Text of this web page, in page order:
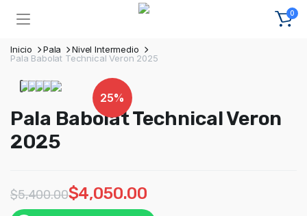
0
Inicio Pala
Nivel Intermedio
Pala Babolat Technical Veron 2025
25%
Pala Babolat Technical Veron
2025
$5,400.00$4,050.00